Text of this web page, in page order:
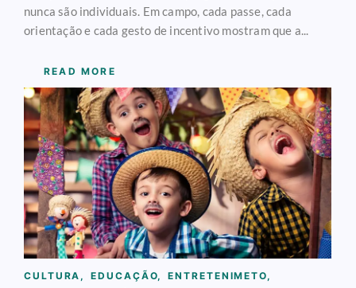
nunca são individuais. Em campo, cada passe, cada
orientação e cada gesto de incentivo mostram que a...
READ MORE
CULTURA , EDUCAÇÃO, ENTRETENIMETO,